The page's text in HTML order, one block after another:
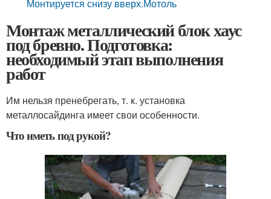
Монтируется снизу вверх.Мотоль
Монтаж металлический блок хаус
под бревно. Подготовка:
необходимый этап выполнения
работ
Им нельзя пренебрегать, т. к. установка
металлосайдинга имеет свои особенности.
Что иметь под рукой?